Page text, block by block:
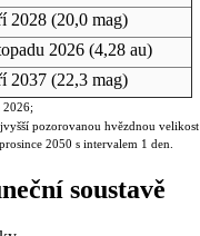
2028(20,0 mag)
2026(4,28 au)
2037(22,3 mag)
pozorovanou hvězdnou velikost
2050 s intervalem 1 den.
soustavě